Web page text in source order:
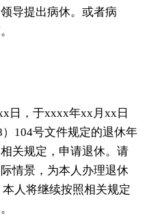
导提出病休。或者病
，于xxxx年xx月xx日
104号文件规定的退休年
关规定，申请退休。请
情景，为本人办理退休
人将继续按照相关规定